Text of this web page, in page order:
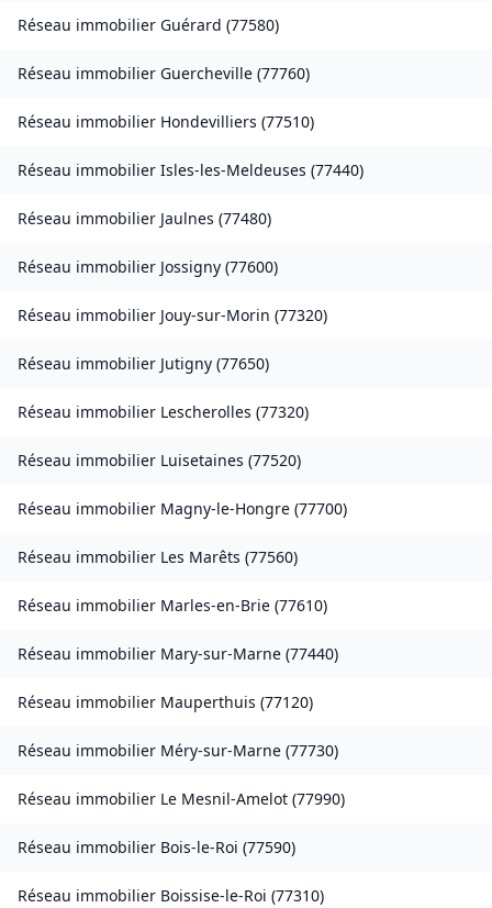
Réseau immobilier Guérard (77580)
Réseau immobilier Guercheville (77760)
Réseau immobilier Hondevilliers (77510)
Réseau immobilier Isles-les-Meldeuses (77440)
Réseau immobilier Jaulnes (77480)
Réseau immobilier Jossigny (77600)
Réseau immobilier Jouy-sur-Morin (77320)
Réseau immobilier Jutigny (77650)
Réseau immobilier Lescherolles (77320)
Réseau immobilier Luisetaines (77520)
Réseau immobilier Magny-le-Hongre (77700)
Réseau immobilier Les Marêts (77560)
Réseau immobilier Marles-en-Brie (77610)
Réseau immobilier Mary-sur-Marne (77440)
Réseau immobilier Mauperthuis (77120)
Réseau immobilier Méry-sur-Marne (77730)
Réseau immobilier Le Mesnil-Amelot (77990)
Réseau immobilier Bois-le-Roi (77590)
Réseau immobilier Boissise-le-Roi (77310)